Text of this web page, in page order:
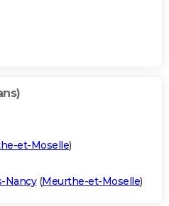
et-Moselle)
Nancy(Meurthe-et-Moselle)